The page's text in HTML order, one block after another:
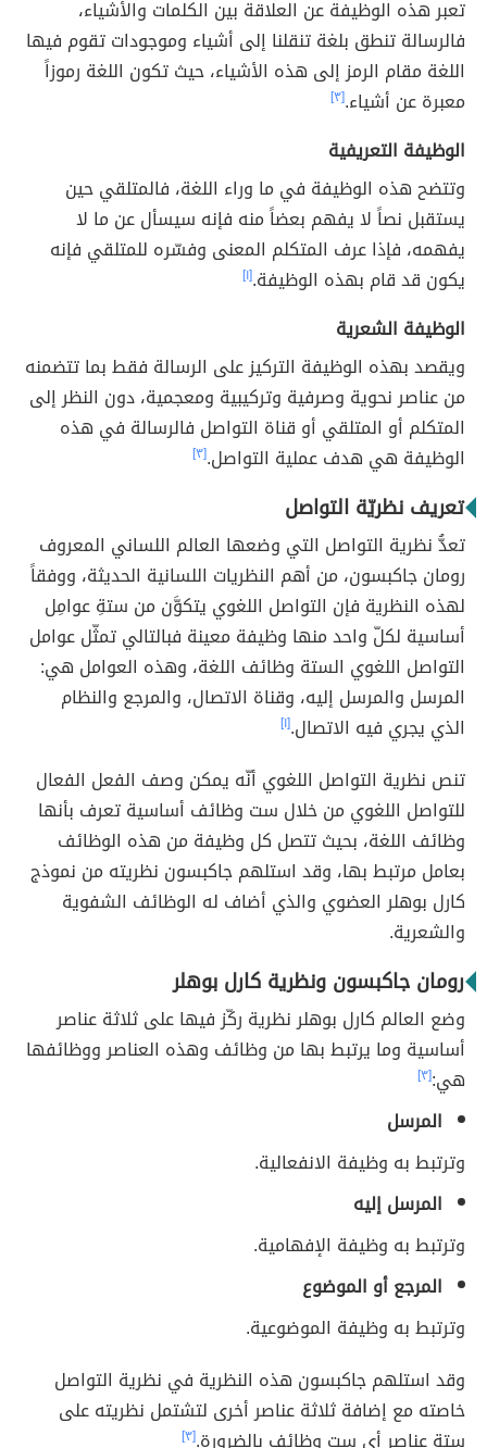
تعبر هذه الوظيفة عن العلاقة بين الكلمات والأشياء،
فالرسالة تنطق بلغة تنقلنا إلى أشياء وموجودات تقوم فيها
اللغة مقام الرمز إلى هذه الأشياء، حيث تكون اللغة رموزاً
معبرة عن أشياء.[٣]
الوظيفة التعريفية
وتتضح هذه الوظيفة في ما وراء اللغة، فالمتلقي حين
يستقبل نصاً لا يفهم بعضاً منه فإنه سيسأل عن ما لا
يفهمه، فإذا عرف المتكلم المعنى وفسّره للمتلقي فإنه
يكون قد قام بهذه الوظيفة.[١]
الوظيفة الشعرية
ويقصد بهذه الوظيفة التركيز على الرسالة فقط بما تتضمنه
من عناصر نحوية وصرفية وتركيبية ومعجمية، دون النظر إلى
المتكلم أو المتلقي أو قناة التواصل فالرسالة في هذه
الوظيفة هي هدف عملية التواصل.[٣]
تعريف نظريّة التواصل
تعدُّ نظرية التواصل التي وضعها العالم اللساني المعروف
رومان جاكبسون، من أهم النظريات اللسانية الحديثة، ووفقاً
لهذه النظرية فإن التواصل اللغوي يتكوَّن من ستةِ عوامِل
أساسية لكلّ واحد منها وظيفة معينة فبالتالي تمثّل عوامل
التواصل اللغوي الستة وظائف اللغة، وهذه العوامل هي:
المرسل والمرسل إليه، وقناة الاتصال، والمرجع والنظام
الذي يجري فيه الاتصال.[١]
تنص نظرية التواصل اللغوي أنّه يمكن وصف الفعل الفعال
للتواصل اللغوي من خلال ست وظائف أساسية تعرف بأنها
وظائف اللغة، بحيث تتصل كل وظيفة من هذه الوظائف
بعامل مرتبط بها، وقد استلهم جاكبسون نظريته من نموذج
كارل بوهلر العضوي والذي أضاف له الوظائف الشفوية
والشعرية.
رومان جاكبسون ونظرية كارل بوهلر
وضع العالم كارل بوهلر نظرية ركّز فيها على ثلاثة عناصر
أساسية وما يرتبط بها من وظائف وهذه العناصر ووظائفها
هي:[٣]
المرسل
وترتبط به وظيفة الانفعالية.
المرسل إليه
وترتبط به وظيفة الإفهامية.
المرجع أو الموضوع
وترتبط به وظيفة الموضوعية.
وقد استلهم جاكبسون هذه النظرية في نظرية التواصل
خاصته مع إضافة ثلاثة عناصر أخرى لتشتمل نظريته على
ستة عناصر أي ست وظائف بالضرورة.[٣]